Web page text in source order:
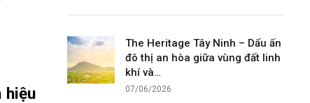
hiệu
The Heritage Tây Ninh – Dấu ấn
đô thị an hòa giữa vùng đất linh
khí và…
07/06/2026